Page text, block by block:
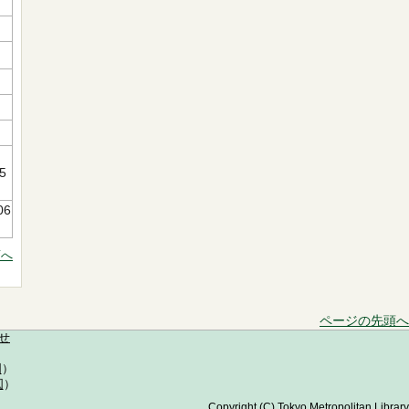
ページの先頭へ
）
）